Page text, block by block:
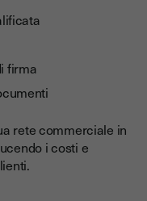
firma
rete commerciale in
i costi e